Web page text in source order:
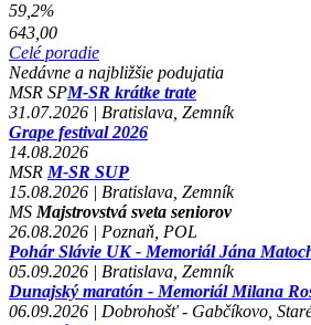
59,2%
643,00
Celé poradie
Nedávne a najbližšie podujatia
MSR SPM-SR krátke trate
31.07.2026 | Bratislava, Zemník
Grape festival 2026
14.08.2026
MSR M-SR SUP
15.08.2026 | Bratislava, Zemník
MS Majstrovstvá sveta seniorov
26.08.2026 | Poznaň, POL
Pohár Slávie UK - Memoriál Jána
05.09.2026 | Bratislava, Zemník
Dunajský maratón - Memoriál Milana
06.09.2026 | Dobrohošť - Gabčíkovo,